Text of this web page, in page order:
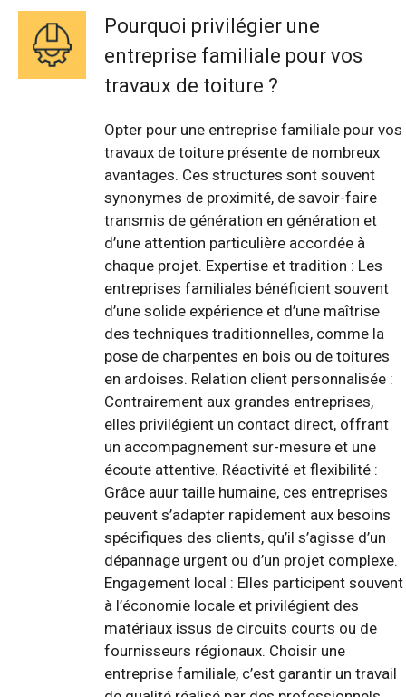
Pourquoi privilégier une
entreprise familiale pour vos
travaux de toiture ?
Opter pour une entreprise familiale pour vos
travaux de toiture présente de nombreux
avantages. Ces structures sont souvent
synonymes de proximité, de savoir-faire
transmis de génération en génération et
d’une attention particulière accordée à
chaque projet. Expertise et tradition : Les
entreprises familiales bénéficient souvent
d’une solide expérience et d’une maîtrise
des techniques traditionnelles, comme la
pose de charpentes en bois ou de toitures
en ardoises. Relation client personnalisée :
Contrairement aux grandes entreprises,
elles privilégient un contact direct, offrant
un accompagnement sur-mesure et une
écoute attentive. Réactivité et flexibilité :
Grâce auur taille humaine, ces entreprises
peuvent s’adapter rapidement aux besoins
spécifiques des clients, qu’il s’agisse d’un
dépannage urgent ou d’un projet complexe.
Engagement local : Elles participent souvent
à l’économie locale et privilégient des
matériaux issus de circuits courts ou de
fournisseurs régionaux. Choisir une
entreprise familiale, c’est garantir un travail